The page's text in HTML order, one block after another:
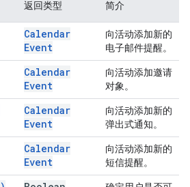
返回类型 简介
Calendar
Event
向活动添加新的
电子邮件提醒。
Calendar
Event
向活动添加邀请
对象。
Calendar
Event
向活动添加新的
弹出式通知。
Calendar
Event
向活动添加新的
短信提醒。